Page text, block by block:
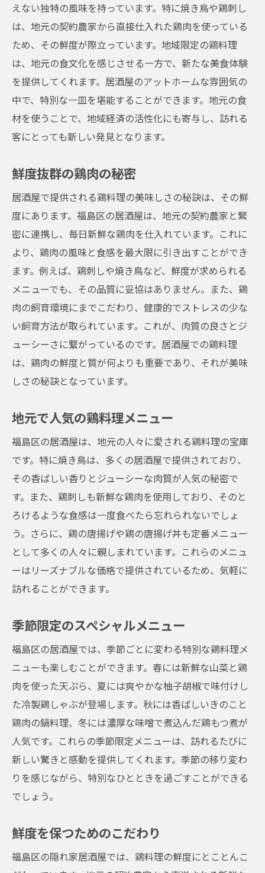
えない独特の風味を持っています。特に焼き鳥や鶏刺し
は、地元の契約農家から直接仕入れた鶏肉を使っている
ため、その鮮度が際立っています。地域限定の鶏料理
は、地元の食文化を感じさせる一方で、新たな美食体験
を提供してくれます。居酒屋のアットホームな雰囲気の
中で、特別な一皿を堪能することができます。地元の食
材を使うことで、地域経済の活性化にも寄与し、訪れる
客にとっても新しい発見となります。
鮮度抜群の鶏肉の秘密
居酒屋で提供される鶏料理の美味しさの秘訣は、その鮮
度にあります。福島区の居酒屋は、地元の契約農家と緊
密に連携し、毎日新鮮な鶏肉を仕入れています。これに
より、鶏肉の風味と食感を最大限に引き出すことができ
ます。例えば、鶏刺しや焼き鳥など、鮮度が求められる
メニューでも、その品質に妥協はありません。また、鶏
肉の飼育環境にまでこだわり、健康的でストレスの少な
い飼育方法が取られています。これが、肉質の良さとジ
ューシーさに繋がっているのです。居酒屋での鶏料理
は、鶏肉の鮮度と質が何よりも重要であり、それが美味
しさの秘訣となっています。
地元で人気の鶏料理メニュー
福島区の居酒屋は、地元の人々に愛される鶏料理の宝庫
です。特に焼き鳥は、多くの居酒屋で提供されており、
その香ばしい香りとジューシーな肉質が人気の秘密で
す。また、鶏刺しも新鮮な鶏肉を使用しており、そのと
ろけるような食感は一度食べたら忘れられないでしょ
う。さらに、鶏の唐揚げや鶏の唐揚げ丼も定番メニュー
として多くの人々に親しまれています。これらのメニュ
ーはリーズナブルな価格で提供されているため、気軽に
訪れることができます。
季節限定のスペシャルメニュー
福島区の居酒屋では、季節ごとに変わる特別な鶏料理メ
ニューも楽しむことができます。春には新鮮な山菜と鶏
肉を使った天ぷら、夏には爽やかな柚子胡椒で味付けし
た冷製鶏しゃぶが登場します。秋には香ばしいきのこと
鶏肉の鍋料理、冬には濃厚な味噌で煮込んだ鶏もつ煮が
人気です。これらの季節限定メニューは、訪れるたびに
新しい驚きと感動を提供してくれます。季節の移り変わ
りを感じながら、特別なひとときを過ごすことができる
でしょう。
鮮度を保つためのこだわり
福島区の隠れ家居酒屋では、鶏料理の鮮度にとことんこ